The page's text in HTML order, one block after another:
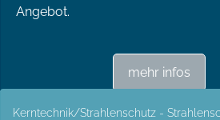
Angebot.
mehr infos
Kerntechnik/Strahlenschutz -